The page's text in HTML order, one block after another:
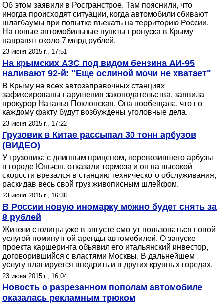
Об этом заявили в Росгранстрое. Там пояснили, что
иногда происходят ситуации, когда автомобили сбивают
шлагбаумы при попытке въехать на территорию России.
На новые автомобильные пункты пропуска в Крыму
направят около 7 млрд рублей.
23 июня 2015 г., 17:51
На крымских АЗС под видом бензина АИ-95
наливают 92-й: "Еще ослиной мочи не хватает"
В Крыму на всех автозаправочных станциях
зафиксированы нарушения законодательства, заявила
прокурор Наталья Поклонская. Она пообещала, что по
каждому факту будут возбуждены уголовные дела.
23 июня 2015 г., 17:22
Грузовик в Китае рассыпал 30 тонн арбузов
(ВИДЕО)
У грузовика с длинным прицепом, перевозившего арбузы
в городе Юньчэн, отказали тормоза и он на высокой
скорости врезался в станцию технического обслуживания,
раскидав весь свой груз живописным шлейфом.
23 июня 2015 г., 16:38
В России новую иномарку можно будет снять за
8 рублей
Жители столицы уже в августе смогут пользоваться новой
услугой поминутной аренды автомобилей. О запуске
проекта каршеринга объявил его итальянский инвестор,
договорившийся с властями Москвы. В дальнейшем
услугу планируется внедрить и в других крупных городах.
23 июня 2015 г., 16:04
Новость о разрезанном пополам автомобиле
оказалась рекламным трюком